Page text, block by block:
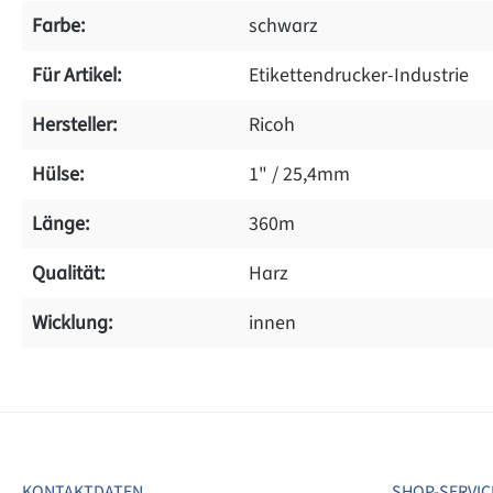
Farbe:
schwarz
Für Artikel:
Etikettendrucker-Industrie
Hersteller:
Ricoh
Hülse:
1" / 25,4mm
Länge:
360m
Qualität:
Harz
Wicklung:
innen